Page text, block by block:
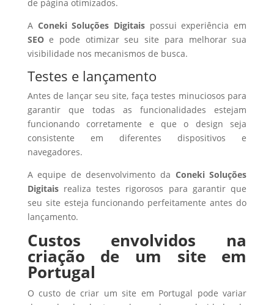
de página otimizados.
A Coneki Soluções Digitais possui experiência em
SEOe pode otimizar seu site para melhorar sua
visibilidade nos mecanismos de busca.
Testes e lançamento
Antes de lançar seu site, faça testes minuciosos para
garantir que todas as funcionalidades estejam
funcionando corretamente e que o design seja
consistente em diferentes dispositivos e
navegadores.
A equipe de desenvolvimento da Coneki Soluções
Digitaisrealiza testes rigorosos para garantir que
seu site esteja funcionando perfeitamente antes do
lançamento.
Custos envolvidos na
criação de um site em
Portugal
O custo de criar um site em Portugal pode variar